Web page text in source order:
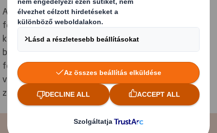
Az új laboratórium a papír és csomagolási termékek
fenntartható alternatív rost nyersanyagával
kapcsolatos kutatásainkat is segíti. Tavaly
bejelentettük, hogyan vizsgáljuk a tengeri alga
felhasználását mint a fa alternatív rostforrását,
valamint a kőolaj alapú bevonatokat helyettesítő
záróbevonatot, védőréteget.